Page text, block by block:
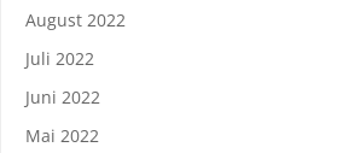
August 2022
Juli 2022
Juni 2022
Mai 2022